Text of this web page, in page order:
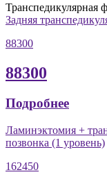
Транспедикулярная
Задняя
88300
88300
Подробнее
Ламинэктомия +
позвонка (1 уровень)
162450